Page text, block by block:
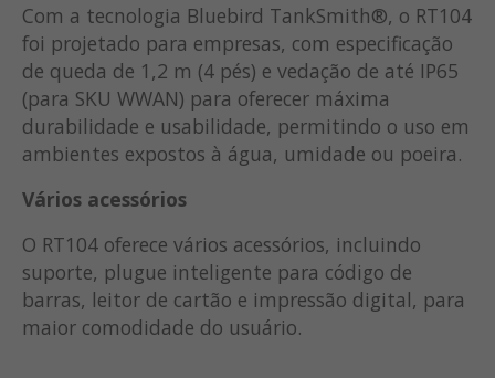
Com a tecnologia Bluebird TankSmith®, o RT104
foi projetado para empresas, com especificação
de queda de 1,2 m (4 pés) e vedação de até IP65
(para SKU WWAN) para oferecer máxima
durabilidade e usabilidade, permitindo o uso em
ambientes expostos à água, umidade ou poeira.
Vários acessórios
O RT104 oferece vários acessórios, incluindo
suporte, plugue inteligente para código de
barras, leitor de cartão e impressão digital, para
maior comodidade do usuário.